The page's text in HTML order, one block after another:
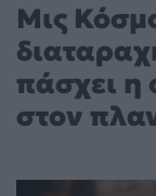
Μις
πάσχει η
στον